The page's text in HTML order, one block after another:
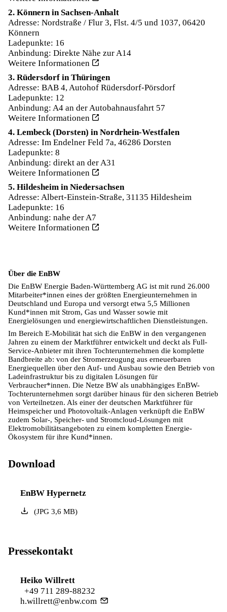
2. Könnern in Sachsen-Anhalt
Adresse: Nordstraße / Flur 3, Flst. 4/5 und 1037, 06420
Könnern
Ladepunkte: 16
Anbindung: Direkte Nähe zur A14
Weitere Informationen
3. Rüdersdorf in Thüringen
Adresse: BAB 4, Autohof Rüdersdorf-Pörsdorf
Ladepunkte: 12
Anbindung: A4 an der Autobahnausfahrt 57
Weitere Informationen
4. Lembeck (Dorsten) in Nordrhein-Westfalen
Adresse: Im Endelner Feld 7a, 46286 Dorsten
Ladepunkte: 8
Anbindung: direkt an der A31
Weitere Informationen
5. Hildesheim in Niedersachsen
Adresse: Albert-Einstein-Straße, 31135 Hildesheim
Ladepunkte: 16
Anbindung: nahe der A7
Weitere Informationen
Über die EnBW
Die EnBW Energie Baden-Württemberg AG ist mit rund 26.000
Mitarbeiter*innen eines der größten Energieunternehmen in
Deutschland und Europa und versorgt etwa 5,5 Millionen
Kund*innen mit Strom, Gas und Wasser sowie mit
Energielösungen und energiewirtschaftlichen Dienstleistungen.
Im Bereich E-Mobilität hat sich die EnBW in den vergangenen
Jahren zu einem der Marktführer entwickelt und deckt als Full-
Service-Anbieter mit ihren Tochterunternehmen die komplette
Bandbreite ab: von der Stromerzeugung aus erneuerbaren
Energiequellen über den Auf- und Ausbau sowie den Betrieb von
Ladeinfrastruktur bis zu digitalen Lösungen für
Verbraucher*innen. Die Netze BW als unabhängiges EnBW-
Tochterunternehmen sorgt darüber hinaus für den sicheren Betrieb
von Verteilnetzen. Als einer der deutschen Marktführer für
Heimspeicher und Photovoltaik-Anlagen verknüpft die EnBW
zudem Solar-, Speicher- und Stromcloud-Lösungen mit
Elektromobilitätsangeboten zu einem kompletten Energie-
Ökosystem für ihre Kund*innen.
Download
EnBW Hypernetz
(JPG3,6 MB)
Pressekontakt
Heiko Willrett
+49 711 289-88232
h.willrett@enbw.com